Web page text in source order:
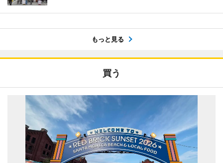
もっと見る
買う